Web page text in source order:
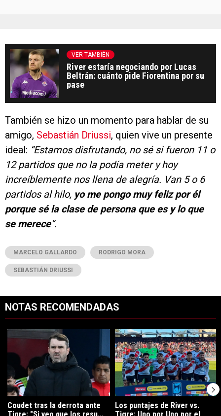
VER TAMBIÉN
River estaría negociando por Lucas
Beltrán: cuánto pide Fiorentina por su
pase
También se hizo un momento para hablar de su
amigo, Sebastián Driussi, quien vive un presente
ideal: “Estamos disfrutando, no sé si fueron 11 o
12 partidos que no la podía meter y hoy
increíblemente nos llena de alegría. Van 5 o 6
partidos al hilo, yo me pongo muy feliz por él
porque sé la clase de persona que es y lo que
se merece“.
MARCELO GALLARDO RODRIGO MORA
SEBASTIÁN DRIUSSI
NOTAS RECOMENDADAS
Un artículo de tendencia con el título "Coudet tras la derrota ante
Coudet tras la derrota ante
Un artículo de tendencia con el
Los puntajes de River vs.